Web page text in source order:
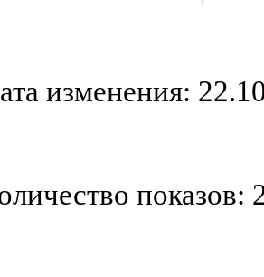
изменения:
показов: